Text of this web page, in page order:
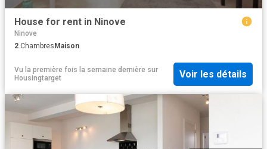
House for rent in Ninove
Ninove
2 Chambres Maison
Vu la première fois la semaine dernière sur
Housingtarget
Voir les détails